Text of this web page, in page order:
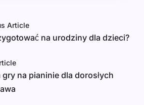
Article
na urodziny dla dzieci?
gry na pianinie dla dorosłych